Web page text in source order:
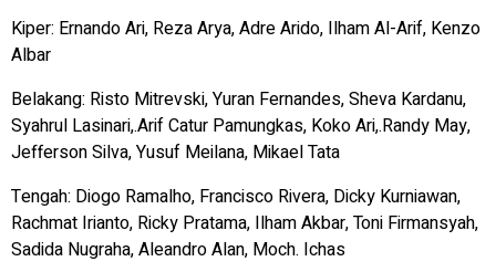
Kiper: Ernando Ari, Reza Arya, Adre Arido, Ilham Al-Arif, Kenzo
Albar
Belakang: Risto Mitrevski, Yuran Fernandes, Sheva Kardanu,
Syahrul Lasinari,.Arif Catur Pamungkas, Koko Ari,.Randy May,
Jefferson Silva, Yusuf Meilana, Mikael Tata
Tengah: Diogo Ramalho, Francisco Rivera, Dicky Kurniawan,
Rachmat Irianto, Ricky Pratama, Ilham Akbar, Toni Firmansyah,
Sadida Nugraha, Aleandro Alan, Moch. Ichas